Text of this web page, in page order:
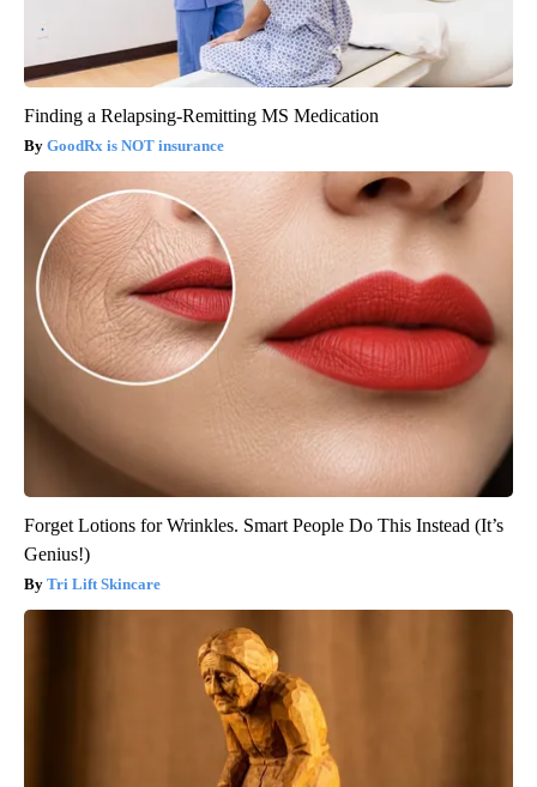
Finding a Relapsing-Remitting MS Medication
GoodRx is NOT insurance
Forget Lotions for Wrinkles. Smart People Do This Instead (It’s
Genius!)
Tri Lift Skincare